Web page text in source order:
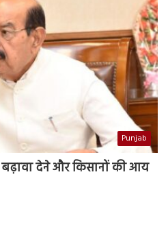
Punjab
देने और किसानों की आय